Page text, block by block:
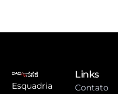
Esquadria
Links
Contato